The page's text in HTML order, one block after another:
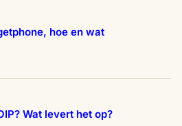
hoe en wat
Wat levert het op?